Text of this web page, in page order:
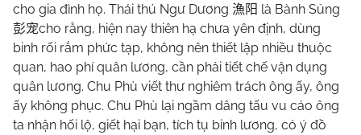
cho gia đình họ. Thái thú Ngư Dương 漁阳 là Bành Sủng
彭宠cho rằng, hiện nay thiên hạ chưa yên định, dùng
binh rối rắm phức tạp, không nên thiết lập nhiều thuộc
quan, hao phí quân lương, cần phải tiết chế vận dụng
quân lương. Chu Phù viết thư nghiêm trách ông ấy, ông
ấy không phục. Chu Phù lại ngầm dâng tấu vu cáo ông
ta nhận hối lộ, giết hại bạn, tích tụ binh lương, có ý đồ